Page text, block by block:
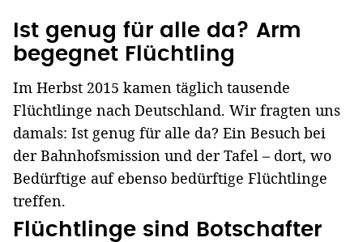
Ist genug für alle da? Arm
begegnet Flüchtling
Im Herbst 2015 kamen täglich tausende
Flüchtlinge nach Deutschland. Wir fragten uns
damals: Ist genug für alle da? Ein Besuch bei
der Bahnhofsmission und der Tafel – dort, wo
Bedürftige auf ebenso bedürftige Flüchtlinge
treffen.
Flüchtlinge sind Botschafter